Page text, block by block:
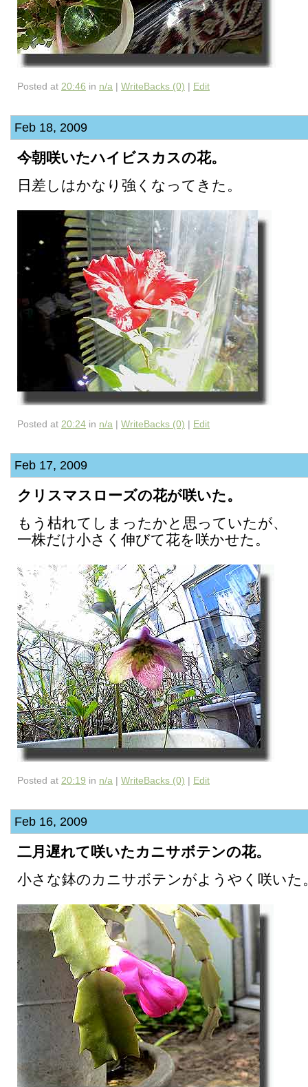
Posted at 20:46 in n/a | WriteBacks (0) | Edit
Feb 18, 2009
今朝咲いたハイビスカスの花。
日差しはかなり強くなってきた。
Posted at 20:24 in n/a | WriteBacks (0) | Edit
Feb 17, 2009
クリスマスローズの花が咲いた。
もう枯れてしまったかと思っていたが、
一株だけ小さく伸びて花を咲かせた。
Posted at 20:19 in n/a | WriteBacks (0) | Edit
Feb 16, 2009
二月遅れて咲いたカニサボテンの花。
小さな鉢のカニサボテンがようやく咲いた